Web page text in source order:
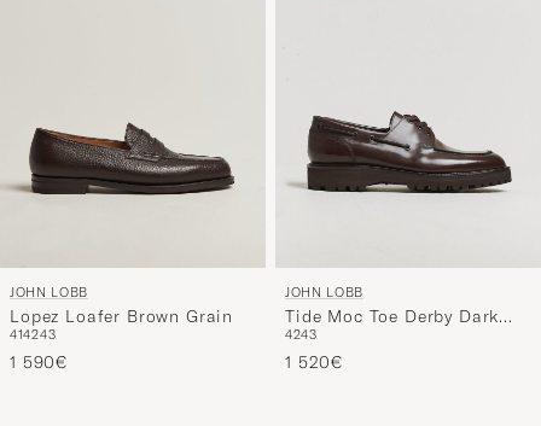
JOHN LOBB
Lopez Loafer Brown Grain
414243
1 590€
JOHN LOBB
Tide Moc Toe Derby Dark
Brown Calf
4243
1 520€